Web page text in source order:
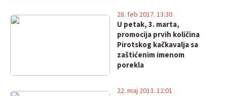
U petak, 3. marta,
promocija prvih količina
Pirotskog kačkavalja sa
zaštićenim imenom
porekla
28. feb 2017. 13:30
22. maj 2013. 12:01